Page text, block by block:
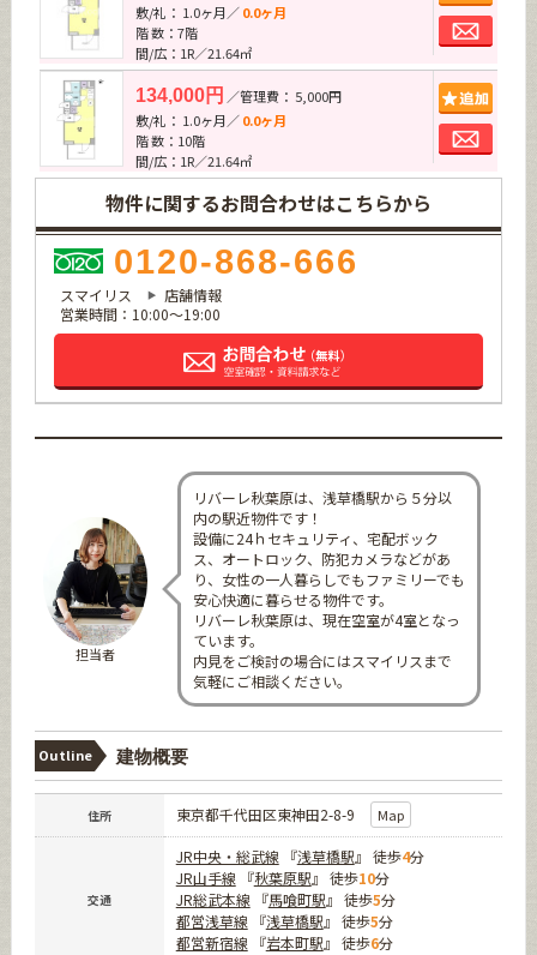
敷/礼： 1.0ヶ月／0.0ヶ月
階 数：7階
間/広：1R／21.64㎡
134,000円 ／管理費： 5,000円
敷/礼： 1.0ヶ月／0.0ヶ月
階 数：10階
間/広：1R／21.64㎡
物件に関するお問合わせはこちらから
0120-868-666
スマイリス
店舗情報
営業時間：10:00～19:00
担当者
リバーレ秋葉原は、浅草橋駅から５分以
内の駅近物件です！
設備に24ｈセキュリティ、宅配ボック
ス、オートロック、防犯カメラなどがあ
り、女性の一人暮らしでもファミリーでも
安心快適に暮らせる物件です。
リバーレ秋葉原は、現在空室が4室となっ
ています。
内見をご検討の場合にはスマイリスまで
気軽にご相談ください。
Outline 建物概要
住所 東京都千代田区東神田2-8-9 Map
交通
JR中央・総武線『浅草橋駅』 徒歩4分
JR山手線『秋葉原駅』 徒歩10分
JR総武本線『馬喰町駅』 徒歩5分
都営浅草線『浅草橋駅』 徒歩5分
都営新宿線『岩本町駅』 徒歩6分